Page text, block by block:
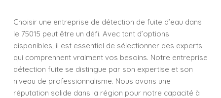
Choisir une entreprise de détection de fuite d’eau dans
le 75015 peut être un défi. Avec tant d’options
disponibles, il est essentiel de sélectionner des experts
qui comprennent vraiment vos besoins. Notre entreprise
détection fuite se distingue par son expertise et son
niveau de professionnalisme. Nous avons une
réputation solide dans la région pour notre capacité à